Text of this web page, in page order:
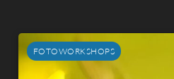
FOTOWORKSHOPS